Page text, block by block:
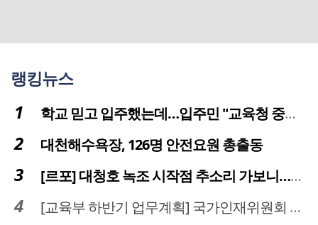
랭킹뉴스
학교 믿고 입주했는데…입주민 "교육청 중재 나서라"
대천해수욕장, 126명 안전요원 총출동
[르포] 대청호 녹조 시작점 추소리 가보니…걷어내도 짙은 초록빛
[교육부 하반기 업무계획] 국가인재위원회 신설… 거점국립대 3곳 성장엔진·AI 분야 패키지 지원